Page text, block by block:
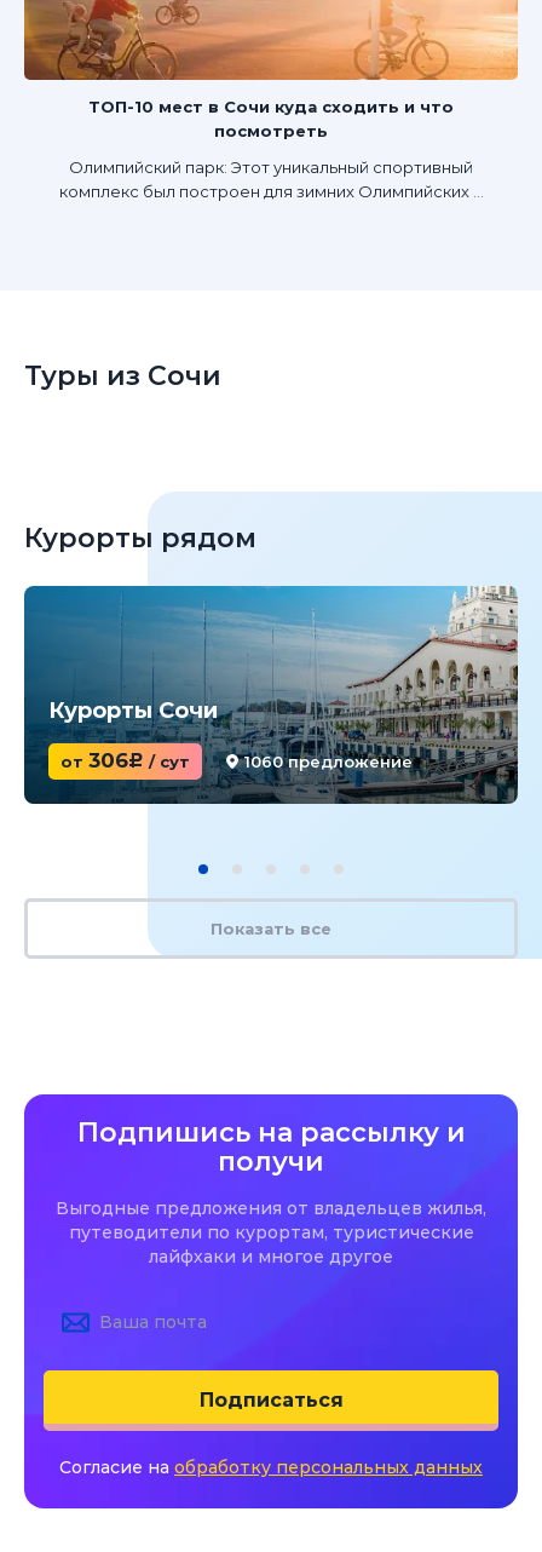
ТОП-10 мест в Сочи куда сходить и что
посмотреть
Олимпийский парк: Этот уникальный спортивный
комплекс был построен для зимних Олимпийских ...
Туры из Сочи
Курорты рядом
Курорты Сочи
от 306c / сут 1060 предложение
Показать все
Подпишись на рассылку и
получи
Выгодные предложения от владельцев жилья,
путеводители по курортам, туристические
лайфхаки и многое другое
Подписаться
Согласие на обработку персональных данных